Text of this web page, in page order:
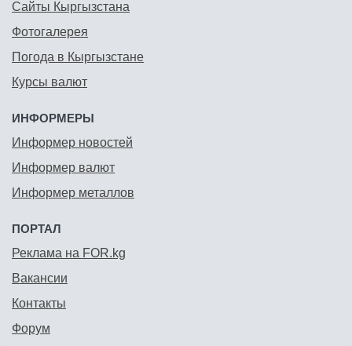
Сайты Кыргызстана
Фотогалерея
Погода в Кыргызстане
Курсы валют
ИНФОРМЕРЫ
Информер новостей
Информер валют
Информер металлов
ПОРТАЛ
Реклама на FOR.kg
Вакансии
Контакты
Форум